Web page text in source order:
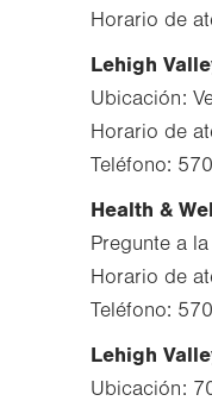
Horario de
Lehigh
Ubicación:
Horario de
Teléfono:
Health &
Pregunte a
Horario de
Teléfono:
Lehigh
Ubicación: